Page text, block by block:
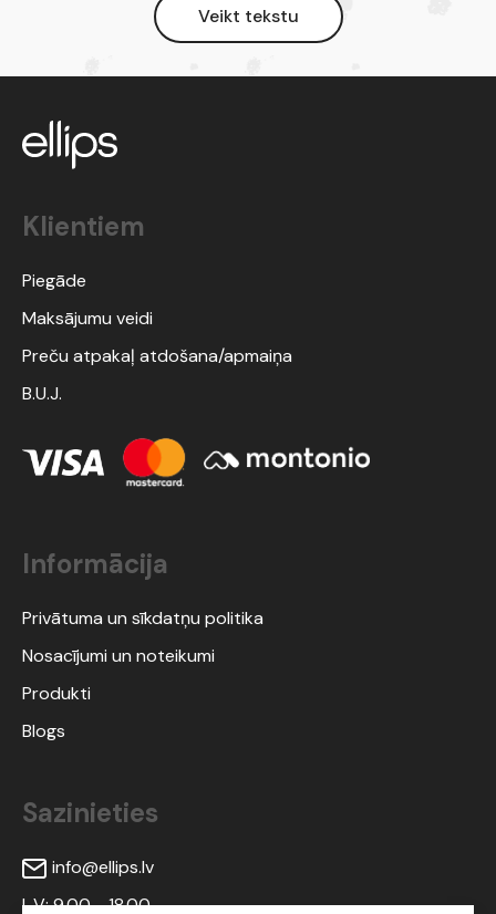
Veikt tekstu
Klientiem
Piegāde
Maksājumu veidi
Preču atpakaļ atdošana/apmaiņa
B.U.J.
Informācija
Privātuma un sīkdatņu politika
Nosacījumi un noteikumi
Produkti
Blogs
Sazinieties
info@ellips.lv
I-V: 9.00 - 18.00